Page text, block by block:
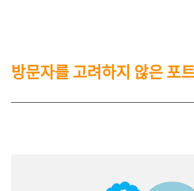
방문자를 고려하지 않은 포